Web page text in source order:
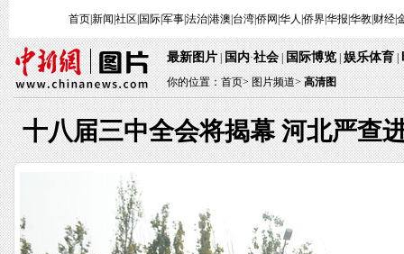
首页|新闻 社区 国际|军事|法治|港澳 台湾|侨网 华人 侨界|华报 华教| 财经|
最新图片|国内·社会|国际博览|娱乐体育|
你的位置：首页>图片频道> 高清图
十八届三中全会将揭幕 河北严查